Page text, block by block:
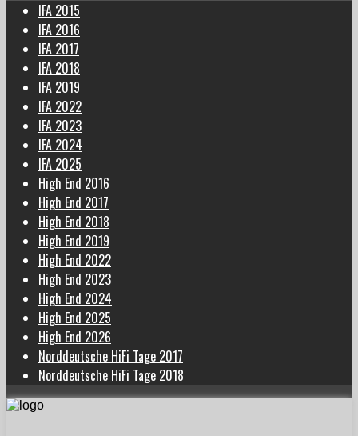
IFA 2015
IFA 2016
IFA 2017
IFA 2018
IFA 2019
IFA 2022
IFA 2023
IFA 2024
IFA 2025
High End 2016
High End 2017
High End 2018
High End 2019
High End 2022
High End 2023
High End 2024
High End 2025
High End 2026
Norddeutsche HiFi Tage 2017
Norddeutsche HiFi Tage 2018